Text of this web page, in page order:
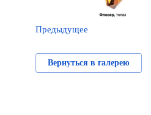
Предыдущее
Вернуться в галерею